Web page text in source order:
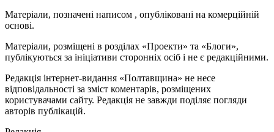
Матеріали, позначені написом , опубліковані на комерційній
основі.
Матеріали, розміщені в розділах «Проекти» та «Блоги»,
публікуються за ініціативи сторонніх осіб і не є редакційними.
Редакція інтернет-видання «Полтавщина» не несе
відповідальності за зміст коментарів, розміщених
користувачами сайту. Редакція не завжди поділяє погляди
авторів публікацій.